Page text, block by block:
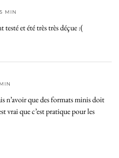
MIN
testé et été très très déçue :(
n’avoir que des formats minis doit
vrai que c’est pratique pour les